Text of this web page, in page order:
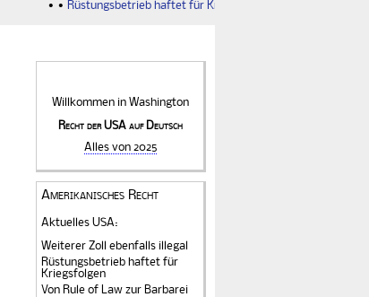
• • Rüstungsbetrieb haftet für Kriegsfolgen
Willkommen in Washington
Recht der USA auf Deutsch
Alles von 2025
Amerikanisches Recht
Aktuelles USA:
Weiterer Zoll ebenfalls illegal
Rüstungsbetrieb haftet für
Kriegsfolgen
Von Rule of Law zur Barbarei